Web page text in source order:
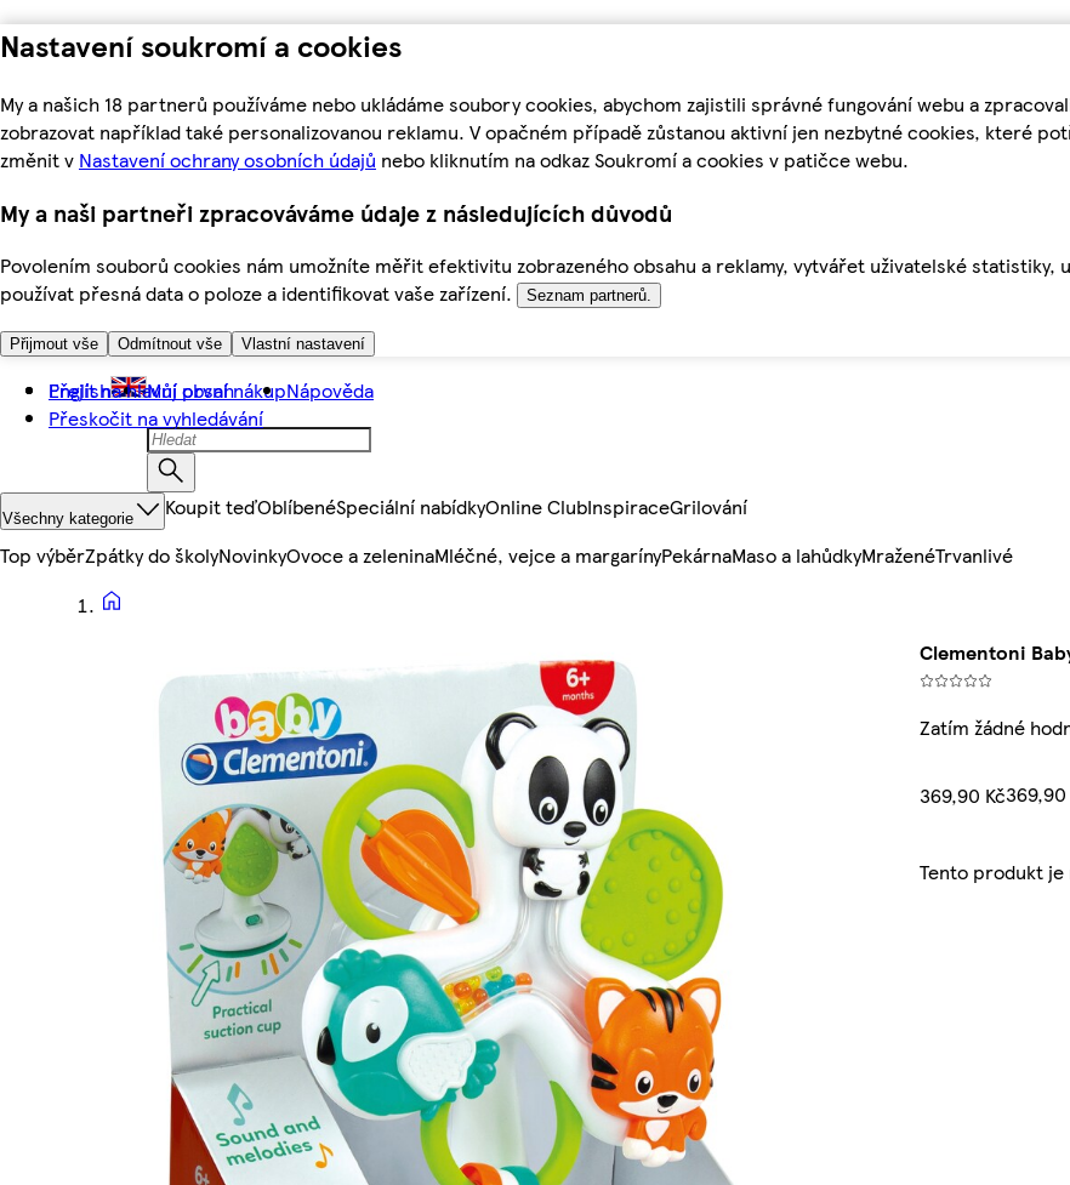
Nastavení soukromí a cookies
My a našich 18 partnerů používáme nebo ukládáme soubory cookies, abychom zajistili správné fungování webu a
zobrazovat například také personalizovanou reklamu. V opačném případě zůstanou aktivní jen nezbytné cookies, které
změnit v Nastavení ochrany osobních údajů nebo kliknutím na odkaz Soukromí a cookies v patičce webu.
My a naši partneři zpracováváme údaje z následujících důvodů
Povolením souborů cookies nám umožníte měřit efektivitu zobrazeného obsahu a reklamy, vytvářet uživatelské
používat přesná data o poloze a identifikovat vaše zařízení.
Seznam partnerů.
Přijmout vše Odmítnout vše Vlastní nastavení
Přejít na hlavní obsah
Přeskočit na vyhledávání
English Můj první nákupNápověda
Všechny kategorie Koupit teďOblíbenéSpeciální nabídkyOnline ClubInspiraceGrilování
Top výběrZpátky do školyNovinkyOvoce a zeleninaMléčné, vejce a margarínyPekárnaMaso a lahůdkyMraženéTrvanlivé
Clementoni
Zatím žádné
369,90 Kč
Tento produkt